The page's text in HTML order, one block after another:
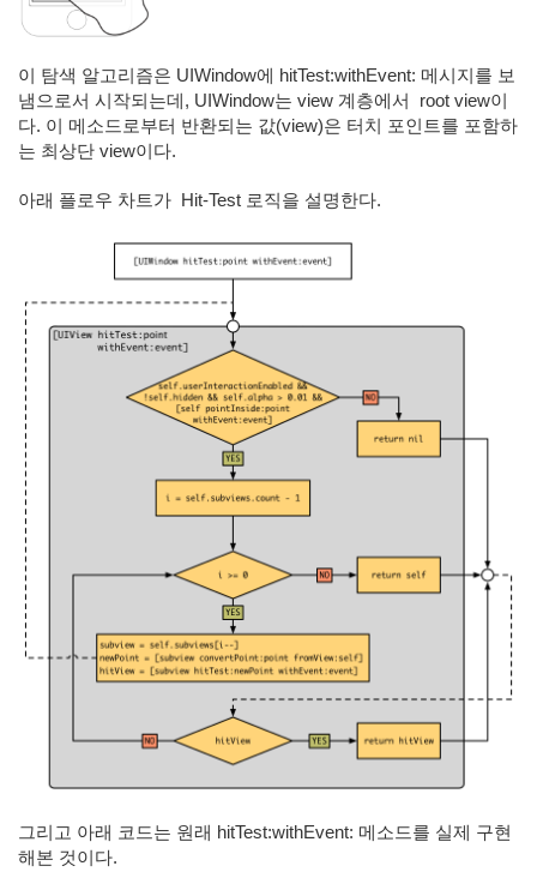
이 탐색 알고리즘은 UIWindow에 hitTest:withEvent: 메시지를 보
냄으로서 시작되는데, UIWindow는 view 계층에서 root view이
다. 이 메소드로부터 반환되는 값(view)은 터치 포인트를 포함하
는 최상단 view이다.
아래 플로우 차트가 Hit-Test 로직을 설명한다.
그리고 아래 코드는 원래 hitTest:withEvent: 메소드를 실제 구현
해본 것이다.